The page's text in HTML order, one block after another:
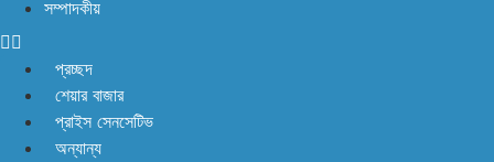
সম্পাদকীয়
প্রচ্ছদ
শেয়ার বাজার
প্রাইস সেনসেটিভ
অন্যান্য